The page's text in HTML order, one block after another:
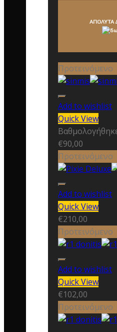
ΑΠΟΛΥΤΑ
Προτεινόμενο
Add to wishlist
Quick View
€90,00
Προτεινόμενο
Add to wishlist
Quick View
€210,00
Προτεινόμενο
Add to wishlist
Quick View
€102,00
Προτεινόμενο